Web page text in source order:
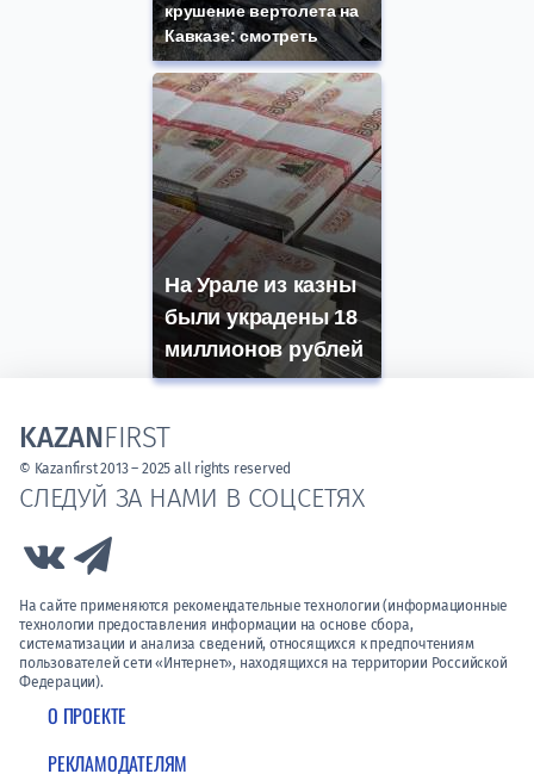
крушение вертолета на
Кавказе: смотреть
На Урале из казны
были украдены 18
миллионов рублей
О ПРОЕКТЕ
РЕКЛАМОДАТЕЛЯМ
СЛЕДУЙ ЗА НАМИ В СОЦСЕТЯХ
Link to Vk
На сайте применяются рекомендательные технологии (информационные
технологии предоставления информации на основе сбора,
систематизации и анализа сведений, относящихся к предпочтениям
пользователей сети «Интернет», находящихся на территории Российской
Федерации).
KAZANFIRST
© Kazanfirst 2013 – 2025 all rights reserved